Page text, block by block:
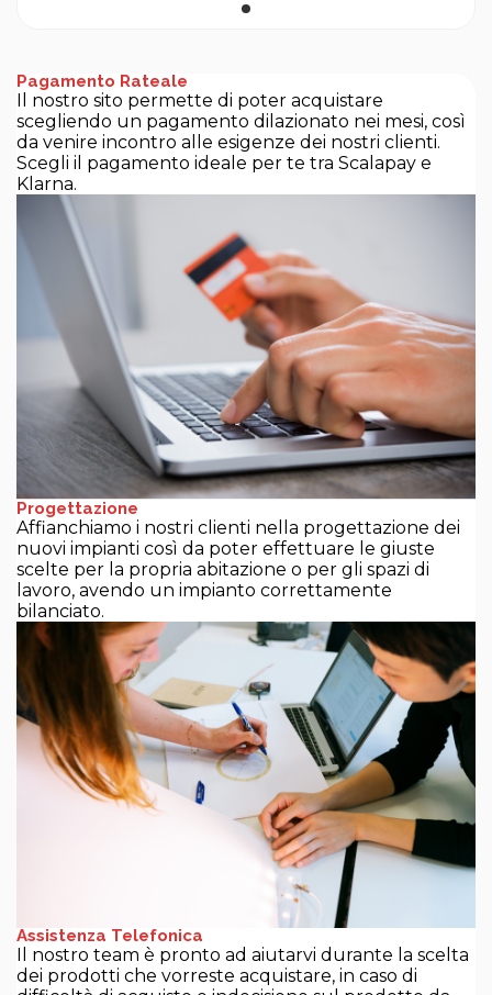
Pagamento Rateale
Il nostro sito permette di poter acquistare
scegliendo un pagamento dilazionato nei mesi, così
da venire incontro alle esigenze dei nostri clienti.
Scegli il pagamento ideale per te tra Scalapay e
Klarna.
Progettazione
Affianchiamo i nostri clienti nella progettazione dei
nuovi impianti così da poter effettuare le giuste
scelte per la propria abitazione o per gli spazi di
lavoro, avendo un impianto correttamente
bilanciato.
Assistenza Telefonica
Il nostro team è pronto ad aiutarvi durante la scelta
dei prodotti che vorreste acquistare, in caso di